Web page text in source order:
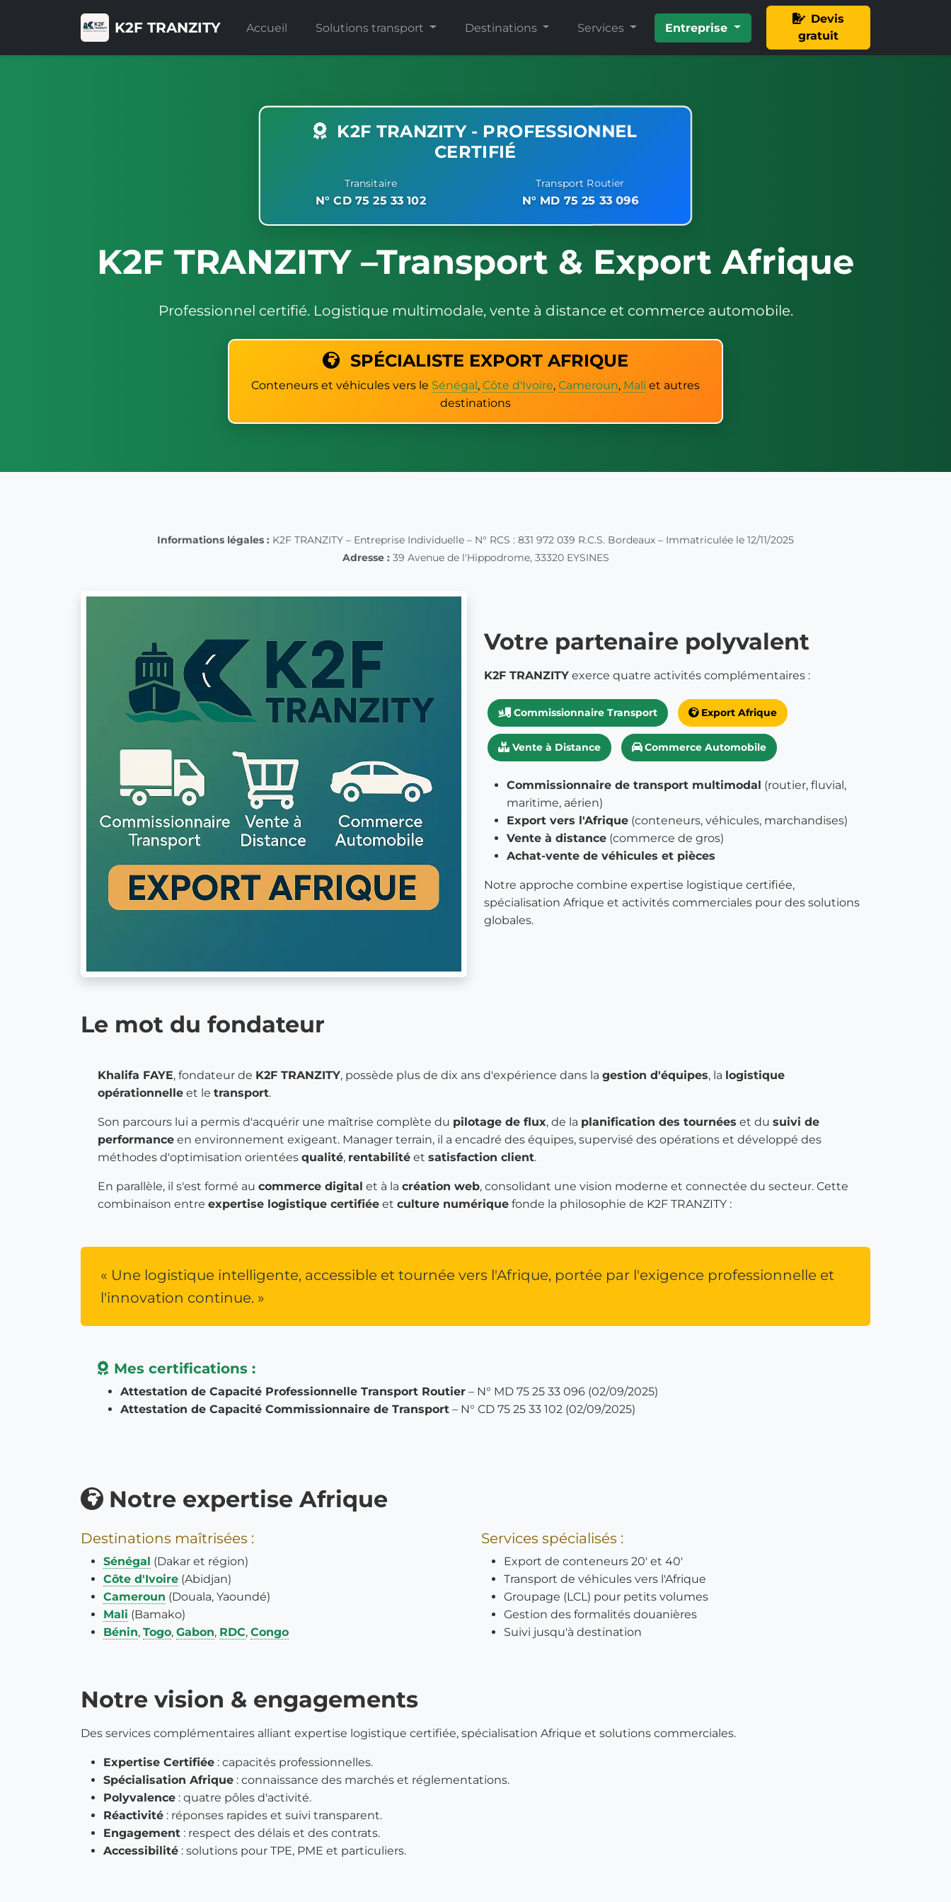
K2F TRANZITY Accueil Solutions transport Destinations Services Entreprise
Devis
gratuit
K2F TRANZITY - PROFESSIONNEL
CERTIFIÉ
Transitaire
N° CD 75 25 33 102
Transport Routier
N° MD 75 25 33 096
K2F TRANZITY –Transport & Export Afrique
Professionnel certifié. Logistique multimodale, vente à distance et commerce automobile.
SPÉCIALISTE EXPORT AFRIQUE
Conteneurs et véhicules vers le Sénégal, Côte d'Ivoire, Cameroun, Mali et autres
destinations
Informations légales : K2F TRANZITY – Entreprise Individuelle – N° RCS : 831 972 039 R.C.S. Bordeaux – Immatriculée le 12/11/2025
Adresse : 39 Avenue de l'Hippodrome, 33320 EYSINES
Votre partenaire polyvalent
K2F TRANZITY exerce quatre activités complémentaires :
Commissionnaire Transport Export Afrique
Vente à Distance Commerce Automobile
Commissionnaire de transport multimodal (routier, fluvial,
maritime, aérien)
Export vers l'Afrique (conteneurs, véhicules, marchandises)
Vente à distance (commerce de gros)
Achat-vente de véhicules et pièces
Notre approche combine expertise logistique certifiée,
spécialisation Afrique et activités commerciales pour des solutions
globales.
Le mot du fondateur
Khalifa FAYE, fondateur de K2F TRANZITY, possède plus de dix ans d'expérience dans la gestion d'équipes, la logistique
opérationnelle et le transport.
Son parcours lui a permis d'acquérir une maîtrise complète du pilotage de flux, de la planification des tournées et du suivi de
performance en environnement exigeant. Manager terrain, il a encadré des équipes, supervisé des opérations et développé des
méthodes d'optimisation orientées qualité, rentabilité et satisfaction client.
En parallèle, il s'est formé au commerce digital et à la création web, consolidant une vision moderne et connectée du secteur. Cette
combinaison entre expertise logistique certifiée et culture numérique fonde la philosophie de K2F TRANZITY :
« Une logistique intelligente, accessible et tournée vers l'Afrique, portée par l'exigence professionnelle et
l'innovation continue. »
Mes certifications :
Attestation de Capacité Professionnelle Transport Routier – N° MD 75 25 33 096 (02/09/2025)
Attestation de Capacité Commissionnaire de Transport – N° CD 75 25 33 102 (02/09/2025)
Notre expertise Afrique
Destinations maîtrisées :
Sénégal (Dakar et région)
Côte d'Ivoire (Abidjan)
Cameroun (Douala, Yaoundé)
Mali (Bamako)
Bénin, Togo, Gabon, RDC, Congo
Services spécialisés :
Export de conteneurs 20' et 40'
Transport de véhicules vers l'Afrique
Groupage (LCL) pour petits volumes
Gestion des formalités douanières
Suivi jusqu'à destination
Notre vision & engagements
Des services complémentaires alliant expertise logistique certifiée, spécialisation Afrique et solutions commerciales.
Expertise Certifiée : capacités professionnelles.
Spécialisation Afrique : connaissance des marchés et réglementations.
Polyvalence : quatre pôles d'activité.
Réactivité : réponses rapides et suivi transparent.
Engagement : respect des délais et des contrats.
Accessibilité : solutions pour TPE, PME et particuliers.